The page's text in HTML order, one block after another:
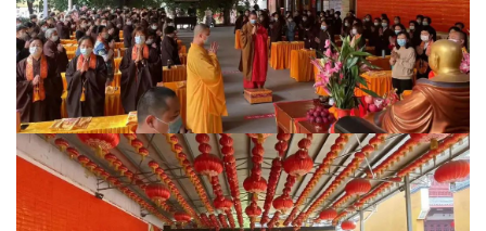
寺
院
巡
礼
视